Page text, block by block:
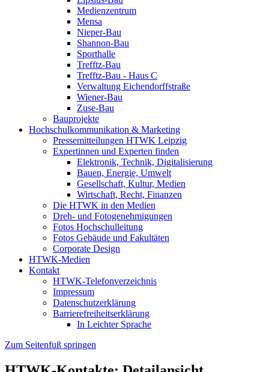
Medienzentrum
Mensa
Nieper-Bau
Shannon-Bau
Sporthalle
Trefftz-Bau
Trefftz-Bau - Haus C
Verwaltung Eichendorffstraße
Wiener-Bau
Zuse-Bau
Bauprojekte
Hochschulkommunikation & Marketing
Pressemitteilungen HTWK Leipzig
Expertinnen und Experten finden
Elektronik, Technik, Digitalisierung
Bauen, Energie, Umwelt
Gesellschaft, Kultur, Medien
Wirtschaft, Recht, Finanzen
Die HTWK in den Medien
Dreh- und Fotogenehmigungen
Fotos Hochschulleitung
Fotos Gebäude und Fakultäten
Corporate Design
HTWK-Medien
Kontakt
HTWK-Telefonverzeichnis
Impressum
Datenschutzerklärung
Barrierefreiheitserklärung
In Leichter Sprache
Zum Seitenfuß springen